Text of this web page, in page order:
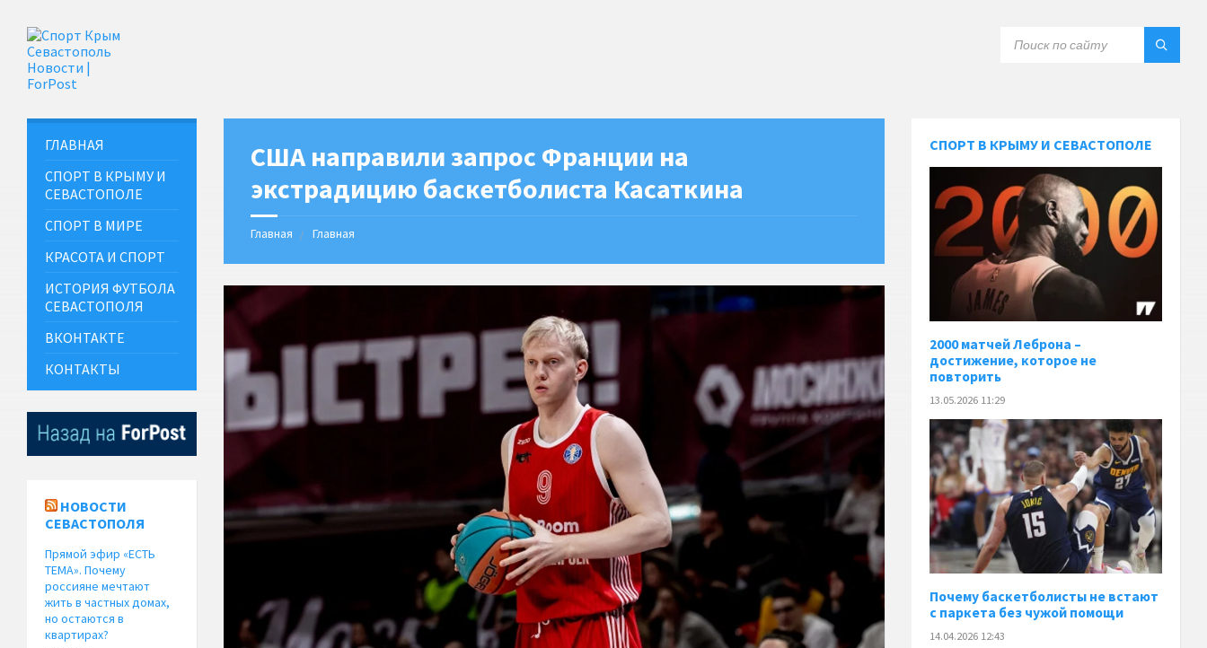
США направили запрос Франции на
экстрадицию баскетболиста Касаткина
Главная Главная
ГЛАВНАЯ
СПОРТ В КРЫМУ И
СЕВАСТОПОЛЕ
СПОРТ В МИРЕ
КРАСОТА И СПОРТ
ИСТОРИЯ ФУТБОЛА
СЕВАСТОПОЛЯ
ВКОНТАКТЕ
КОНТАКТЫ
НОВОСТИ
СЕВАСТОПОЛЯ
Прямой эфир «ЕСТЬ
ТЕМА». Почему
россияне мечтают
жить в частных домах,
но остаются в
квартирах?
СПОРТ В КРЫМУ И СЕВАСТОПОЛЕ
2000 матчей Леброна –
достижение, которое не
повторить
13.05.2026 11:29
Почему баскетболисты не встают
с паркета без чужой помощи
14.04.2026 12:43